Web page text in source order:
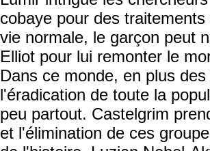
cobaye pour des
vie normale, le garçon peut
Elliot pour lui remonter le
Dans ce monde, en plus
l'éradication de toute la
peu partout. Castelgrim
et l'élimination de ces